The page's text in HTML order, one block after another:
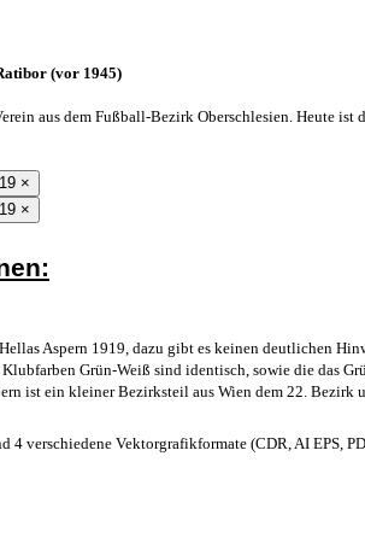
(vor 1945)
aus dem Fußball-Bezirk Oberschlesien. Heute ist
×
×
Aspern 1919, dazu gibt es keinen deutlichen
Grün-Weiß sind identisch, sowie die das
ist ein kleiner Bezirksteil aus Wien dem 22. Bezirk
4 verschiedene Vektorgrafikformate (CDR, AI EPS,